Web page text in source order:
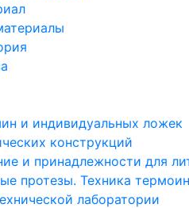
и индивидуальных ложек
конструкций
и принадлежности для
протезы. Техника
лаборатории